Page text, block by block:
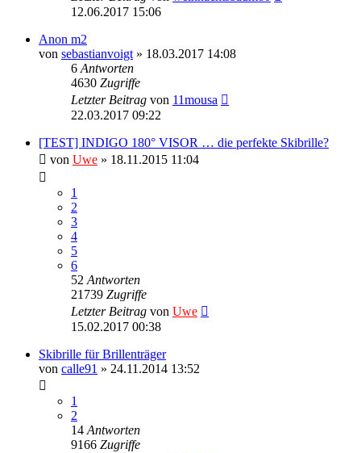
12.06.2017 15:06
Anon m2
von sebastianvoigt » 18.03.2017 14:08
6 Antworten
4630 Zugriffe
Letzter Beitrag von 11mousa
22.03.2017 09:22
[TEST] INDIGO 180° VISOR … die perfekte Skibrille?
von Uwe » 18.11.2015 11:04
1
2
3
4
5
6
52 Antworten
21739 Zugriffe
Letzter Beitrag von Uwe
15.02.2017 00:38
Skibrille für Brillenträger
von calle91 » 24.11.2014 13:52
1
2
14 Antworten
9166 Zugriffe